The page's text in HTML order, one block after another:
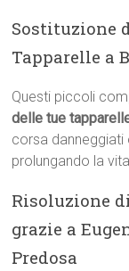
Sostituzione
Tapparelle a
Questi piccoli
delle tue
corsa danneggiati
prolungando la
Risoluzione
grazie a
Predosa